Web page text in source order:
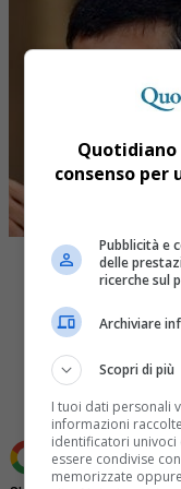
Tweet
Aggiungi
consenso
Pubblicità e
delle
ricerche sul
Archiviare
Scopri di più
I tuoi dati personali
informazioni
identificatori
essere condivise
memorizzate